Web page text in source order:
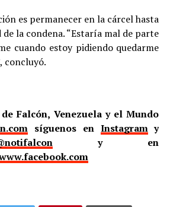
es permanecer en la cárcel hasta
la condena. “Estaría mal de parte
cuando estoy pidiendo quedarme
concluyó.
Falcón, Venezuela y el Mundo
síguenos en Instagramy
y en